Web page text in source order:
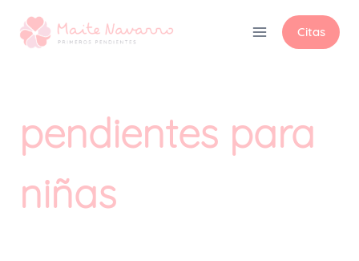
Citas
pendientes para
niñas